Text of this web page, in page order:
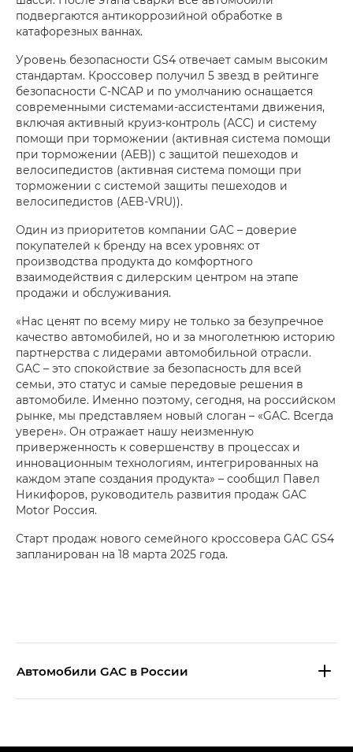
подвергаются антикоррозийной обработке в
катафорезных ваннах.
Уровень безопасности GS4 отвечает самым высоким
стандартам. Кроссовер получил 5 звезд в рейтинге
безопасности C-NCAP и по умолчанию оснащается
современными системами-ассистентами движения,
включая активный круиз-контроль (АСС) и систему
помощи при торможении (активная система помощи
при торможении (AEB)) с защитой пешеходов и
велосипедистов (активная система помощи при
торможении с системой защиты пешеходов и
велосипедистов (AEB-VRU)).
Один из приоритетов компании GAC – доверие
покупателей к бренду на всех уровнях: от
производства продукта до комфортного
взаимодействия с дилерским центром на этапе
продажи и обслуживания.
«Нас ценят по всему миру не только за безупречное
качество автомобилей, но и за многолетнюю историю
партнерства с лидерами автомобильной отрасли.
GAC – это спокойствие за безопасность для всей
семьи, это статус и самые передовые решения в
автомобиле. Именно поэтому, сегодня, на российском
рынке, мы представляем новый слоган – «GAC. Всегда
уверен». Он отражает нашу неизменную
приверженность к совершенству в процессах и
инновационным технологиям, интегрированных на
каждом этапе создания продукта» – сообщил Павел
Никифоров, руководитель развития продаж GAC
Motor Россия.
Старт продаж нового семейного кроссовера GAC GS4
запланирован на 18 марта 2025 года.
Aвтомобили GAC в России
Эс Икс ПРЕМИУМ — SX PREMIUM